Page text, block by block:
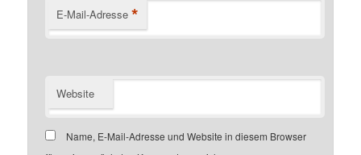
E-Mail-Adresse *
Website
Name, E-Mail-Adresse und Website in diesem Browser